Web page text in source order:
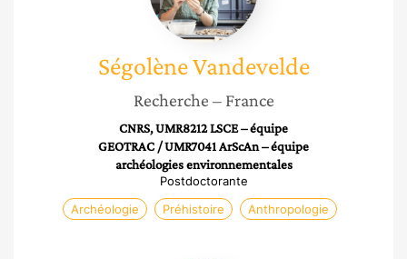
SégolèneVandevelde
Recherche – France
CNRS, UMR8212 LSCE – équipe
GEOTRAC / UMR7041 ArScAn – équipe
archéologies environnementales
Postdoctorante
Archéologie
Préhistoire Anthropologie